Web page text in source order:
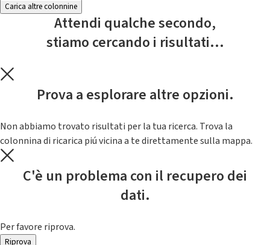
Carica altre colonnine
Attendi qualche secondo,
stiamo cercando i risultati...
Prova a esplorare altre opzioni.
Non abbiamo trovato risultati per la tua ricerca. Trova la
colonnina di ricarica piú vicina a te direttamente sulla mappa.
C'è un problema con il recupero dei
dati.
Per favore riprova.
Riprova